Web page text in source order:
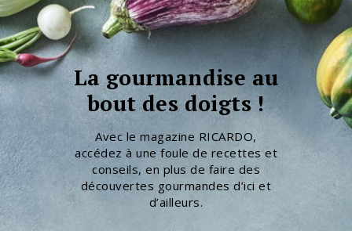
La gourmandise au
bout des doigts !
Avec le magazine RICARDO,
accédez à une foule de recettes et
conseils, en plus de faire des
découvertes gourmandes d’ici et
d’ailleurs.